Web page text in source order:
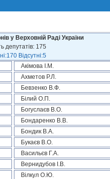
у Верховній Раді України
депутатів: 175
Відсутні:5
Акімова І.М.
Ахметов Р.Л.
Бевзенко В.Ф.
Білий О.П.
Богуслаєв В.О.
Бондаренко В.В.
Бондик В.А.
Букаєв В.О.
Васильєв Г.А.
Вернидубов І.В.
Вілкул О.Ю.